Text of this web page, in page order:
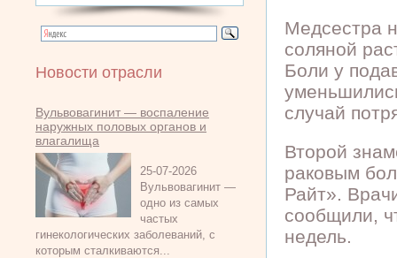
Новости отрасли
Вульвовагинит — воспаление
наружных половых органов и
влагалища
25-07-2026
Вульвовагинит —
одно из самых
частых
гинекологических заболеваний, с
которым сталкиваются...
Медсестра
соляной
Боли у
случай
Второй
раковым
Райт».
сообщили,
недель.